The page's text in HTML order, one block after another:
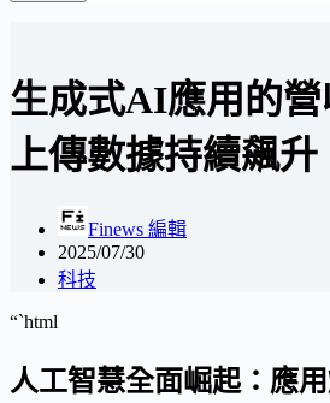
生成式AI應用的
上傳數據持續飆升
Finews 編輯
2025/07/30
科技
“`html
人工智慧全面崛起：應